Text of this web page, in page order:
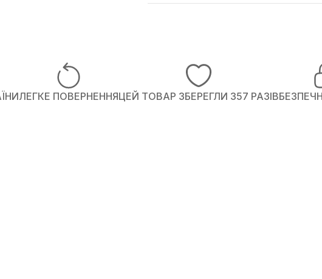
ЛЕГКЕ ПОВЕРНЕННЯЦЕЙ ТОВАР ЗБЕРЕГЛИ 357 РАЗІВ